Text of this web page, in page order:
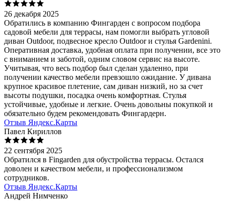
26 декабря 2025
Обратились в компанию Фингарден с вопросом подбора
садовой мебели для террасы, нам помогли выбрать угловой
диван Outdoor, подвесное кресло Outdoor и стулья Gardenini.
Оперативная доставка, удобная оплата при получении, все это
с вниманием и заботой, одним словом сервис на высоте.
Учитывая, что весь подбор был сделан удаленно, при
получении качество мебели превзошло ожидание. У дивана
крупное красивое плетение, сам диван низкий, но за счет
высоты подушки, посадка очень комфортная. Стулья
устойчивые, удобные и легкие. Очень довольны покупкой и
обязательно будем рекомендовать Фингардерн.
Отзыв Яндекс.Карты
Павел Кириллов
22 сентября 2025
Обратился в Fingarden для обустройства террасы. Остался
доволен и качеством мебели, и профессионализмом
сотрудников.
Отзыв Яндекс.Карты
Андрей Нимченко